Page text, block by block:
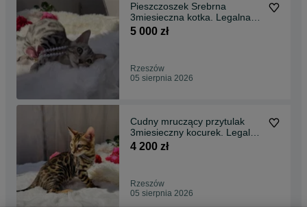
Pieszczoszek Srebrna
3miesieczna kotka. Legalna
hodowla
5 000 zł
Rzeszów
05 sierpnia 2026
Cudny mruczący przytulak
3miesieczny kocurek. Legalna
hodowla
4 200 zł
Rzeszów
05 sierpnia 2026